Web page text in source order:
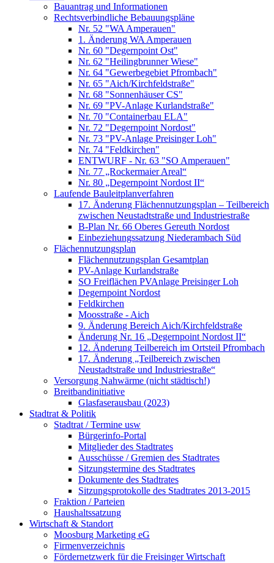
Bauantrag und Informationen
Rechtsverbindliche Bebauungspläne
Nr. 52 "WA Amperauen"
1. Änderung WA Amperauen
Nr. 60 "Degernpoint Ost"
Nr. 62 "Heilingbrunner Wiese"
Nr. 64 "Gewerbegebiet Pfrombach"
Nr. 65 "Aich/Kirchfeldstraße"
Nr. 68 "Sonnenhäuser CS"
Nr. 69 "PV-Anlage Kurlandstraße"
Nr. 70 "Containerbau ELA"
Nr. 72 "Degernpoint Nordost"
Nr. 73 "PV-Anlage Preisinger Loh"
Nr. 74 "Feldkirchen"
ENTWURF - Nr. 63 "SO Amperauen"
Nr. 77 „Rockermaier Areal“
Nr. 80 „Degernpoint Nordost II“
Laufende Bauleitplanverfahren
17. Änderung Flächennutzungsplan – Teilbereich
zwischen Neustadtstraße und Industriestraße
B-Plan Nr. 66 Oberes Gereuth Nordost
Einbeziehungssatzung Niederambach Süd
Flächennutzungsplan
Flächennutzungsplan Gesamtplan
PV-Anlage Kurlandstraße
SO Freiflächen PV­Anlage Preisinger Loh
Degernpoint Nordost
Feldkirchen
Moosstraße - Aich
9. Änderung Bereich Aich/Kirchfeldstraße
Änderung Nr. 16 „Degernpoint Nordost II“
12. Änderung Teilbereich im Ortsteil Pfrombach
17. Änderung „Teilbereich zwischen
Neustadtstraße und Industriestraße“
Versorgung Nahwärme (nicht städtisch!)
Breitbandinitiative
Glasfaserausbau (2023)
Stadtrat & Politik
Stadtrat / Termine usw
Bürgerinfo-Portal
Mitglieder des Stadtrates
Ausschüsse / Gremien des Stadtrates
Sitzungstermine des Stadtrates
Dokumente des Stadtrates
Sitzungsprotokolle des Stadtrates 2013-2015
Fraktion / Parteien
Haushaltssatzung
Wirtschaft & Standort
Moosburg Marketing eG
Firmenverzeichnis
Fördernetzwerk für die Freisinger Wirtschaft